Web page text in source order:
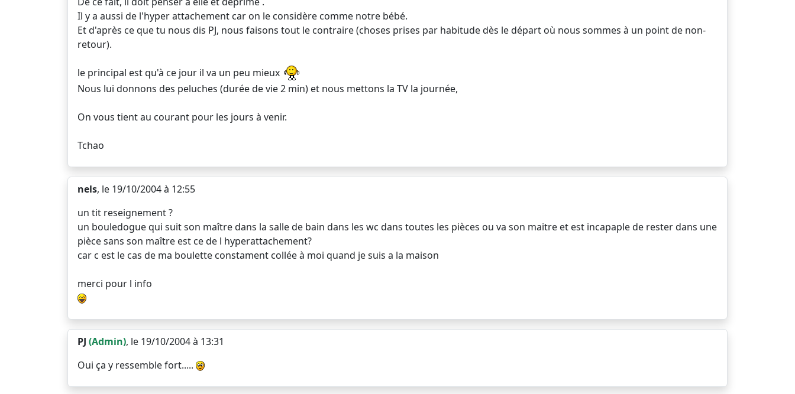
Il y a aussi de l'hyper attachement car on le considère comme notre bébé.
Et d'après ce que tu nous dis PJ, nous faisons tout le contraire (choses prises par habitude dès le départ où nous sommes à un point de non-
retour).
le principal est qu'à ce jour il va un peu mieux
Nous lui donnons des peluches (durée de vie 2 min) et nous mettons la TV la journée,
On vous tient au courant pour les jours à venir.
Tchao
nels, le 19/10/2004 à 12:55
un tit reseignement ?
un bouledogue qui suit son maître dans la salle de bain dans les wc dans toutes les pièces ou va son maitre et est incapaple de rester dans une
pièce sans son maître est ce de l hyperattachement?
car c est le cas de ma boulette constament collée à moi quand je suis a la maison
merci pour l info
PJ (Admin), le 19/10/2004 à 13:31
Oui ça y ressemble fort.....